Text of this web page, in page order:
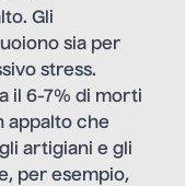
Gli
sia per
stress.
il 6-7% di morti
appalto che
artigiani e gli
per esempio,